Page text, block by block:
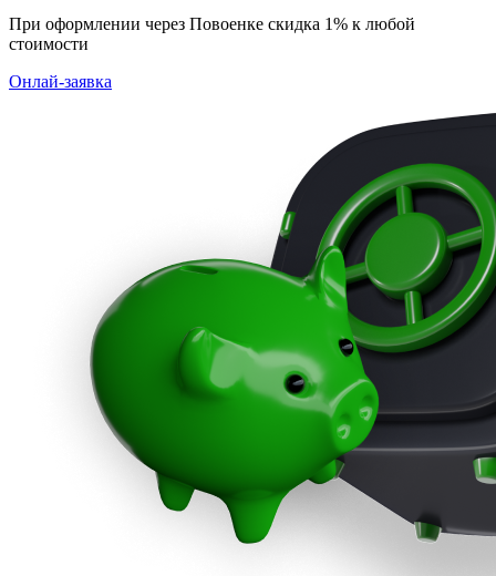
При оформлении через Повоенке скидка 1% к любой
стоимости
Онлай-заявка